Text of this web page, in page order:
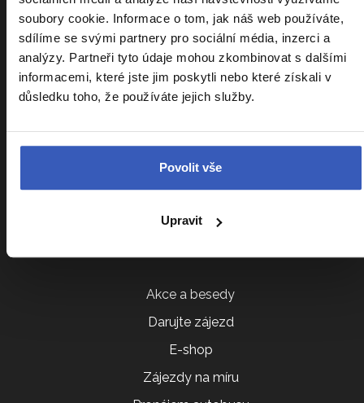
soubory cookie. Informace o tom, jak náš web používáte,
sdílíme se svými partnery pro sociální média, inzerci a
analýzy. Partneři tyto údaje mohou zkombinovat s dalšími
informacemi, které jste jim poskytli nebo které získali v
důsledku toho, že používáte jejich služby.
Povolit vše
Upravit
Náročnost zájezdů
Sdílení pokoje
Parkování na letišti
Ptáte se nás
Akce a besedy
Darujte zájezd
E-shop
Zájezdy na míru